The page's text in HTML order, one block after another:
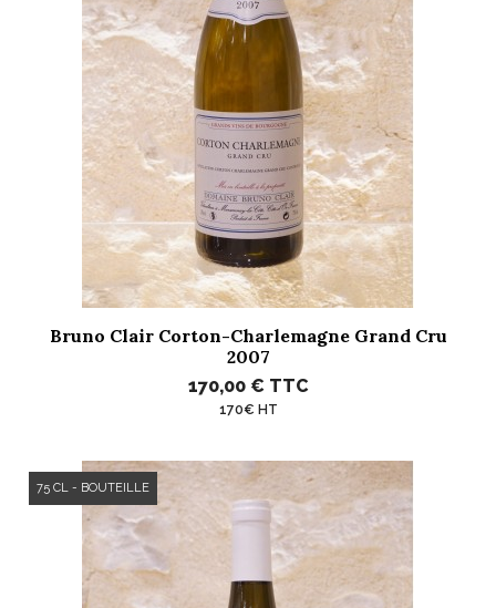
Bruno Clair Corton-Charlemagne Grand Cru
2007
170,00 € TTC
170€ HT
75 CL - BOUTEILLE